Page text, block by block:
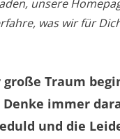
unsere
was wir für
große Traum
immer
und die